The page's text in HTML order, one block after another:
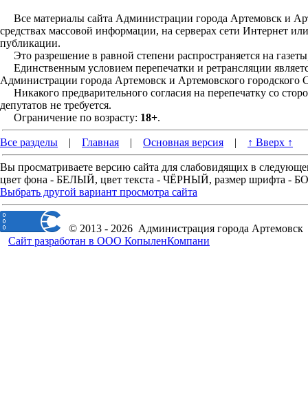
Все материалы сайта Администрации города Артемовск и
средствах массовой информации, на серверах сети Интернет
публикации.
Это разрешение в равной степени распространяется на
Единственным условием перепечатки и ретрансляции
Администрации города Артемовск и Артемовского городского
Никакого предварительного согласия на перепечатку со
депутатов не требуется.
Ограничение по возрасту: 18+.
Все разделы | Главная | Основная версия | ↑ Вверх ↑
Вы просматриваете версию сайта для слабовидящих в
цвет фона - БЕЛЫЙ, цвет текста - ЧЁРНЫЙ, размер шрифта -
Выбрать другой вариант просмотра сайта
© 2013 - 2026 Администрация города Артемовск
Сайт разработан в ООО КопыленКомпани